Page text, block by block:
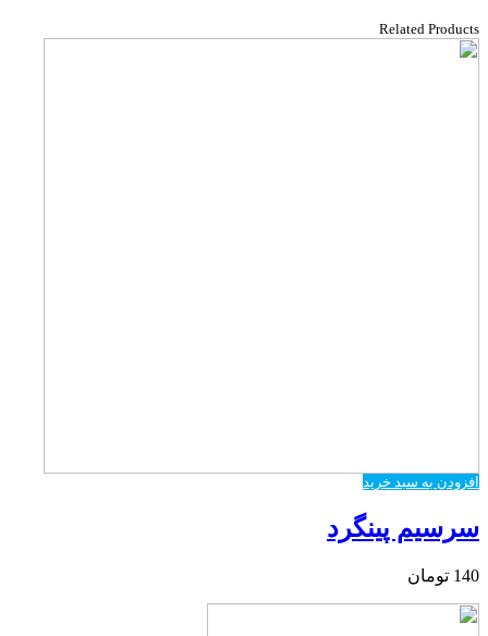
Related Products
افزودن به سبد خرید
سرسیم پینگرد
140 تومان